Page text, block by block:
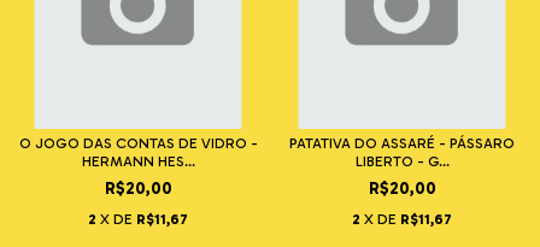
O JOGO DAS CONTAS DE VIDRO -
HERMANN HES...
R$20,00
2 X DE R$11,67
PATATIVA DO ASSARÉ - PÁSSARO
LIBERTO - G...
R$20,00
2 X DE R$11,67